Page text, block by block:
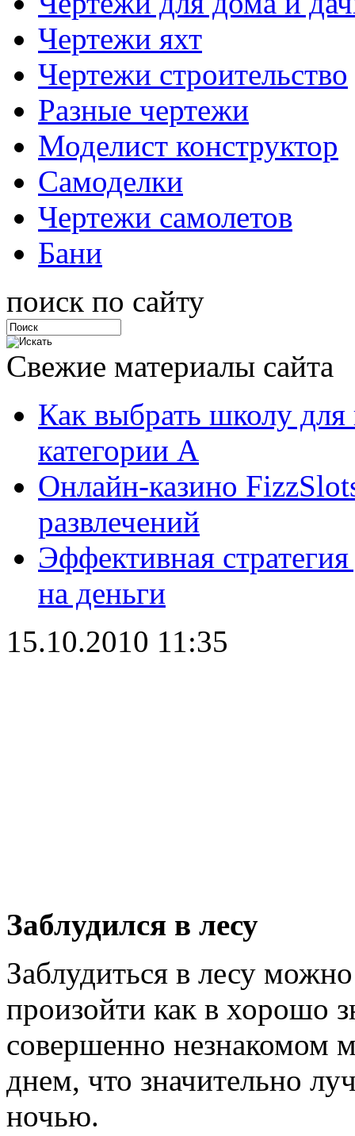
Чертежи яхт
Чертежи строительство
Разные чертежи
Моделист конструктор
Самоделки
Чертежи самолетов
Бани
поиск по сайту
Свежие материалы сайта
Как выбрать школу для
категории А
Онлайн-казино
развлечений
Эффективная
на деньги
15.10.2010 11:35
Заблудился в лесу
Заблудиться в лесу
произойти как в хорошо
совершенно незнакомом
днем, что значительно
ночью.